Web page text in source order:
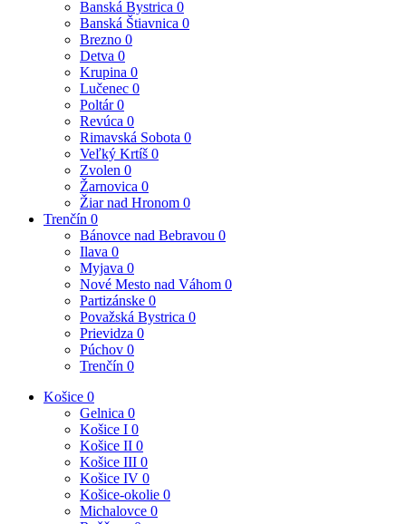
Banská Bystrica 0
Banská Štiavnica 0
Brezno 0
Detva 0
Krupina 0
Lučenec 0
Poltár0
Revúca 0
Rimavská Sobota 0
Veľký Krtíš 0
Zvolen 0
Žarnovica 0
Žiar nad Hronom 0
Trenčín 0
Bánovce nad Bebravou 0
Ilava 0
Myjava 0
Nové Mesto nad Váhom 0
Partizánske 0
Považská Bystrica 0
Prievidza 0
Púchov 0
Trenčín 0
Košice 0
Gelnica 0
Košice I 0
Košice II 0
Košice III 0
Košice IV 0
Košice-okolie 0
Michalovce 0